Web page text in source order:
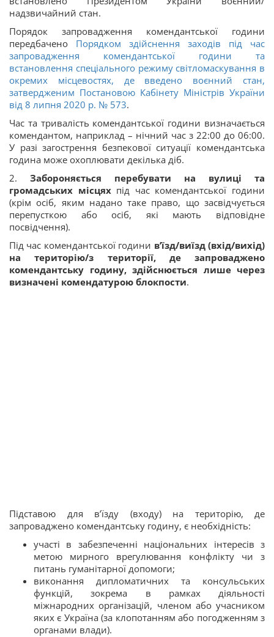
надзвичайний стан.
Порядок запровадження комендантської години
передбачено Порядком здійснення заходів під час
запровадження комендантської години та
встановлення спеціального режиму світломаскування в
окремих місцевостях, де введено воєнний стан,
затвердженим Постановою Кабінету Міністрів України
від 8 липня 2020 р. № 573.
Час та тривалість комендантської години визначається
комендантом, наприклад – нічний час з 22:00 до 06:00.
У разі загострення безпекової ситуації комендантська
година може охоплювати декілька діб.
2. Забороняється перебувати на вулиці та
громадських місцях під час комендантської години
(крім осіб, яким надано таке право, що засвідчується
перепусткою або осіб, які мають відповідне
посвідчення).
Під час комендантської години в’їзд/виїзд (вхід/вихід)
на територію/з території, де запроваджено
комендантську годину, здійснюється лише через
визначені комендатурою блокпости.
Підставою для в’їзду (входу) на територію, де
запроваджено комендантську годину, є необхідність:
участі в забезпеченні національних інтересів з
метою мирного врегулювання конфлікту чи з
питань гуманітарної допомоги;
виконання дипломатичних та консульських
функцій, зокрема в рамках діяльності
міжнародних організацій, членом або учасником
яких є Україна (за клопотанням або погодженням з
органами влади).